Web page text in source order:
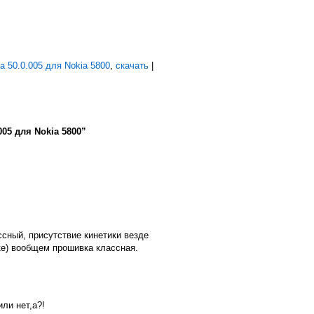
50.0.005 для Nokia 5800 скачать |
для Nokia 5800”
присутствие кинетики везде
вообщем прошивка классная.
нет,а?!